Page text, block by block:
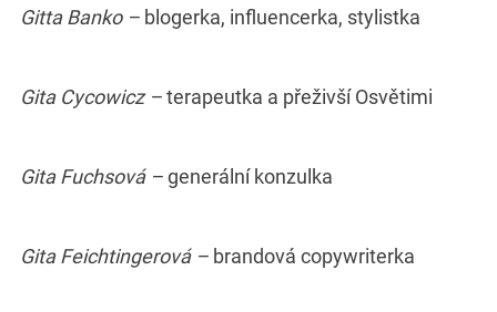
Gitta Banko – blogerka, influencerka, stylistka
Gita Cycowicz –terapeutka a přeživší Osvětimi
Gita Fuchsová –generální konzulka
Gita Feichtingerová – brandová copywriterka